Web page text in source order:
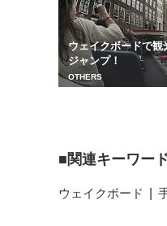
ウェイクボードで観
ジャンプ！
OTHERS
関連キーワー
ウェイクボード